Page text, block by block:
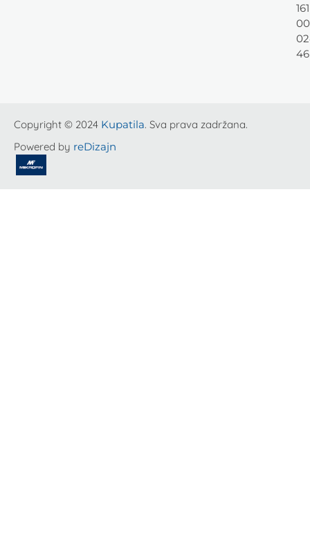
46
Copyright © 2024 Kupatila. Sva prava zadržana.
Powered by reDizajn